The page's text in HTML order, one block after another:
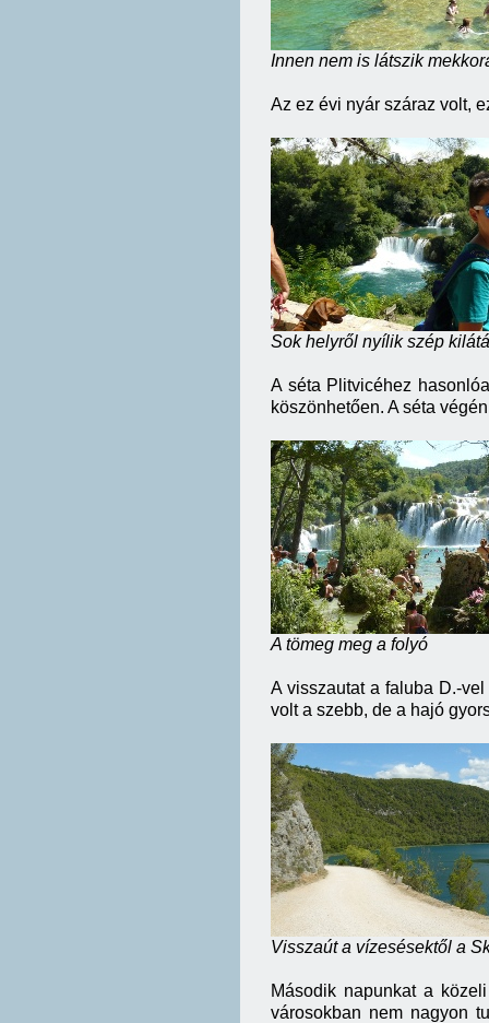
Innen nem is látszik
Az ez évi nyár száraz volt,
Sok helyről nyílik szép
A séta Plitvicéhez
köszönhetően. A séta
A tömeg meg a folyó
A visszautat a faluba D.-
volt a szebb, de a hajó
Visszaút a vízesésektől a
Második napunkat a
városokban nem nagyon